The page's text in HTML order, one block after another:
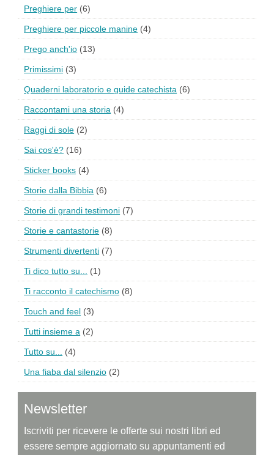
Preghiere per (6)
Preghiere per piccole manine (4)
Prego anch'io (13)
Primissimi (3)
Quaderni laboratorio e guide catechista (6)
Raccontami una storia (4)
Raggi di sole (2)
Sai cos'è? (16)
Sticker books (4)
Storie dalla Bibbia (6)
Storie di grandi testimoni (7)
Storie e cantastorie (8)
Strumenti divertenti (7)
Ti dico tutto su... (1)
Ti racconto il catechismo (8)
Touch and feel (3)
Tutti insieme a (2)
Tutto su... (4)
Una fiaba dal silenzio (2)
Newsletter
Iscriviti per ricevere le offerte sui nostri libri ed
essere sempre aggiornato su appuntamenti ed